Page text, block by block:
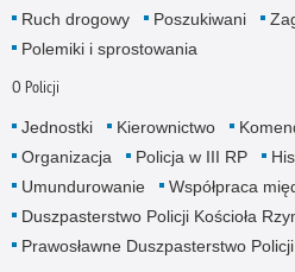
Ruch drogowy
Poszukiwani
Polemiki i sprostowania
O Policji
Jednostki Kierownictwo
Organizacja
Policja w III RP
Umundurowanie
Współpraca
Duszpasterstwo Policji Kościoła
Prawosławne Duszpasterstwo Policji